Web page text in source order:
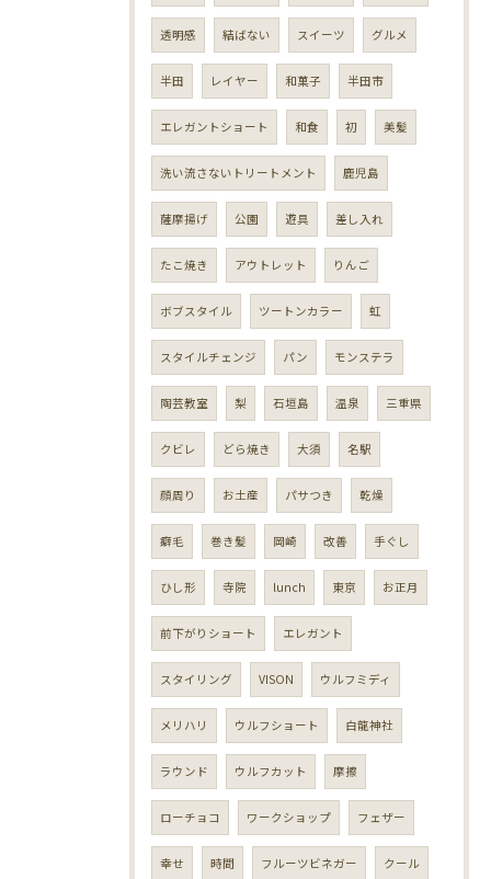
透明感 結ばない スイーツ グルメ
半田 レイヤー 和菓子 半田市
エレガントショート 和食 初 美髪
洗い流さないトリートメント 鹿児島
薩摩揚げ 公園 遊具 差し入れ
たこ焼き アウトレット りんご
ボブスタイル ツートンカラー 虹
スタイルチェンジ パン モンステラ
陶芸教室 梨 石垣島 温泉 三重県
クビレ どら焼き 大須 名駅
顔周り お土産 パサつき 乾燥
癖毛 巻き髪 岡崎 改善 手ぐし
ひし形 寺院 lunch 東京 お正月
前下がりショート エレガント
スタイリング VISON ウルフミディ
メリハリ ウルフショート 白龍神社
ラウンド ウルフカット 摩擦
ローチョコ ワークショップ フェザー
幸せ 時間 フルーツビネガー クール